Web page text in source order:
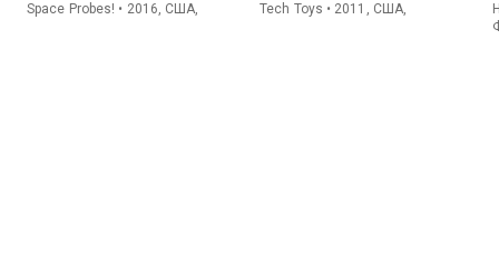
Space Probes! • 2016, США, Tech Toys • 2011, США,